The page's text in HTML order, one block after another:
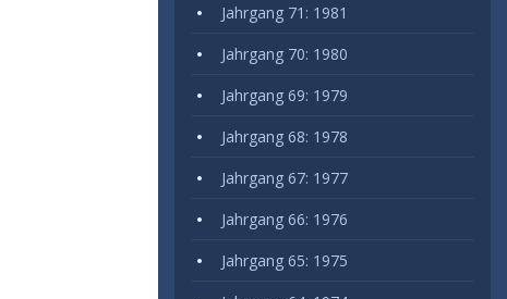
Jahrgang 71: 1981
Jahrgang 70: 1980
Jahrgang 69: 1979
Jahrgang 68: 1978
Jahrgang 67: 1977
Jahrgang 66: 1976
Jahrgang 65: 1975